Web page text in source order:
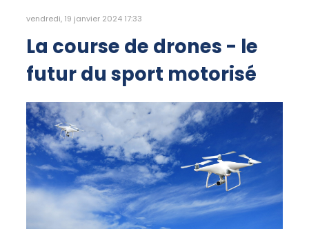
vendredi, 19 janvier 2024 17:33
La course de drones - le
futur du sport motorisé